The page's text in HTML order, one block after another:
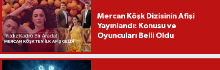
Mercan Köşk Dizisinin Afişi
Yayınlandı: Konusu ve
Oyuncuları Belli Oldu